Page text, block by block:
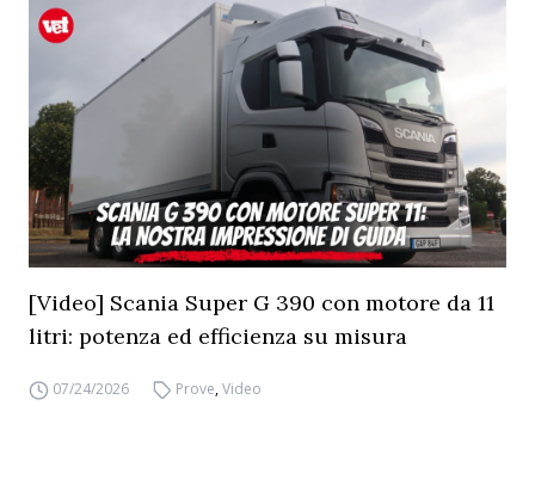
[Video] Scania Super G 390 con motore da 11
litri: potenza ed efficienza su misura
07/24/2026 Prove,Video